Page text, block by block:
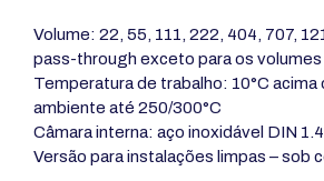
Volume: 22, 55, 111, 222, 404, 707,
pass-through exceto para os volumes
Temperatura de trabalho: 10°C
ambiente até 250/300°C
Câmara interna: aço inoxidável DIN
Versão para instalações limpas – sob